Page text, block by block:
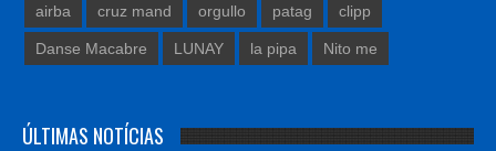
airba cruz mand orgullo patag clipp
Danse Macabre LUNAY la pipa Nito me
ÚLTIMAS NOTÍCIAS